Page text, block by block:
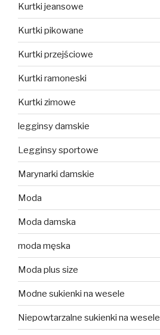
Kurtki jeansowe
Kurtki pikowane
Kurtki przejściowe
Kurtki ramoneski
Kurtki zimowe
legginsy damskie
Legginsy sportowe
Marynarki damskie
Moda
Moda damska
moda męska
Moda plus size
Modne sukienki na wesele
Niepowtarzalne sukienki na wesele